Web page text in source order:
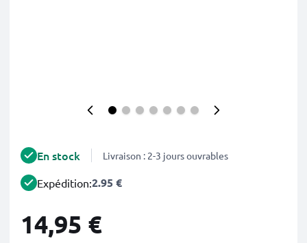
En stock Livraison : 2-3 jours ouvrables
Expédition:2.95 €
14,95 €